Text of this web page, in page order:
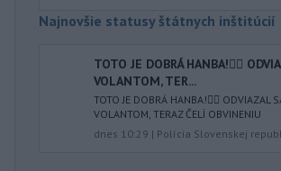
Najnovšie statusy štátnych inštitúcií
TOTO JE DOBRÁ HANBA!🤦‍♂️
VOLANTOM, TER...
TOTO JE DOBRÁ HANBA!🤦‍♂️ ODVIAZAL
VOLANTOM, TERAZ ČELÍ OBVINENIU
dnes 10:29 | Polícia Slovenskej